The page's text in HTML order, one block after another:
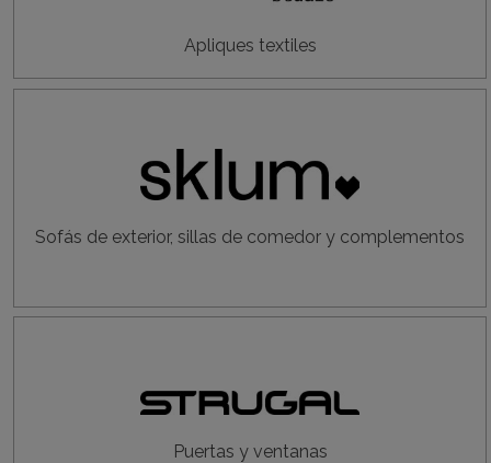
Apliques textiles
Sofás de exterior, sillas de comedor y complementos
Puertas y ventanas